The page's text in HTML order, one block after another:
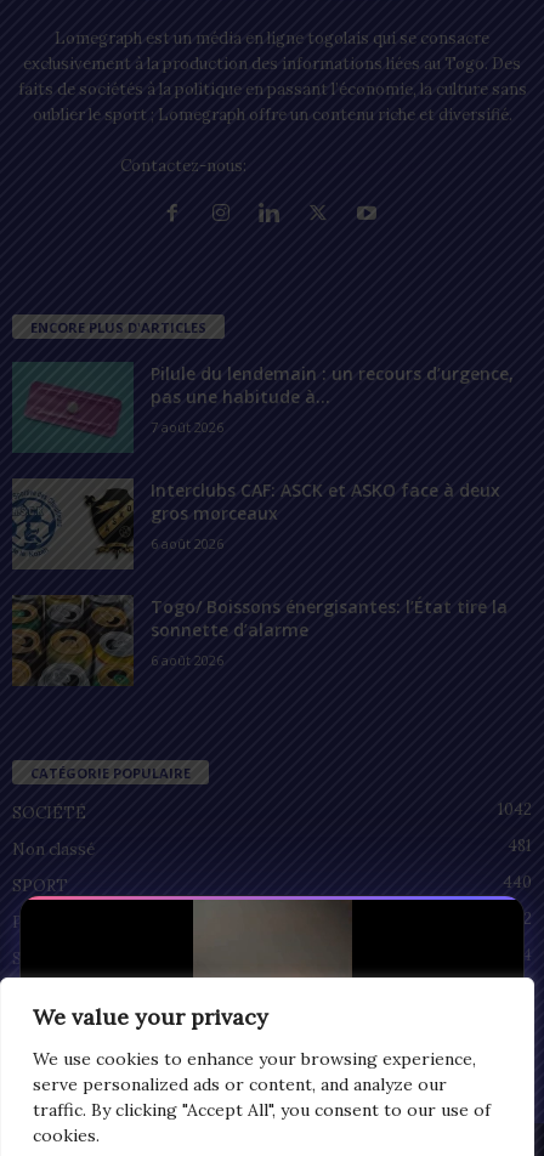
We value your privacy
We use cookies to enhance your browsing experience,
serve personalized ads or content, and analyze our
traffic. By clicking "Accept All", you consent to our use of
cookies.
Lomegraph est un média en ligne togolais qui se consacre
exclusivement à la production des informations liées au Togo. Des
faits de sociétés à la politique en passant l’économie, la culture sans
oublier le sport ; Lomegraph offre un contenu riche et diversifié.
Contactez-nous:
ENCORE PLUS D'ARTICLES
Pilule du lendemain : un recours d’urgence,
pas une habitude à...
7 août 2026
Interclubs CAF: ASCK et ASKO face à deux
gros morceaux
6 août 2026
Togo/ Boissons énergisantes: l’État tire la
sonnette d’alarme
6 août 2026
CATÉGORIE POPULAIRE
SOCIÉTÉ
1042
Non classé
481
SPORT
440
POLITIQUE
212
SANTÉ
94
CULTURE